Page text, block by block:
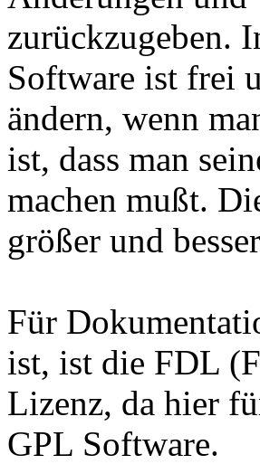
zurückzugeben.
Software ist frei
ändern, wenn
ist, dass man
machen mußt.
größer und
Für
ist, ist die FDL
Lizenz, da hier
GPL Software.